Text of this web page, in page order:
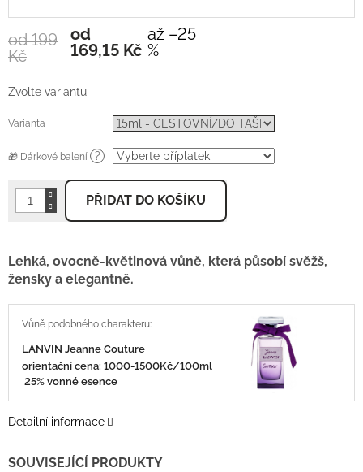
od 199
Kč
až –25
%
od
169,15 Kč Měrná
cena:
Zvolte variantu
Varianta
🎁 Dárkové balení ?
PŘIDAT DO KOŠÍKU
Lehká, ovocně-květinová vůně, která působí svěžš,
žensky a elegantně.
LANVIN Jeanne Couture
orientační cena: 1000-1500Kč/100ml
25% vonné esence
Detailní informace
SOUVISEJÍCÍ PRODUKTY